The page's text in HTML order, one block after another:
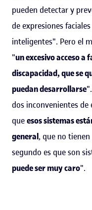
pueden detectar y
de expresiones
inteligentes". Pero el
"un excesivo acceso a
discapacidad, que se
puedan desarrollarse
dos inconvenientes
queesos sistemas
general, que no
segundo es que son
puede ser muy caro".